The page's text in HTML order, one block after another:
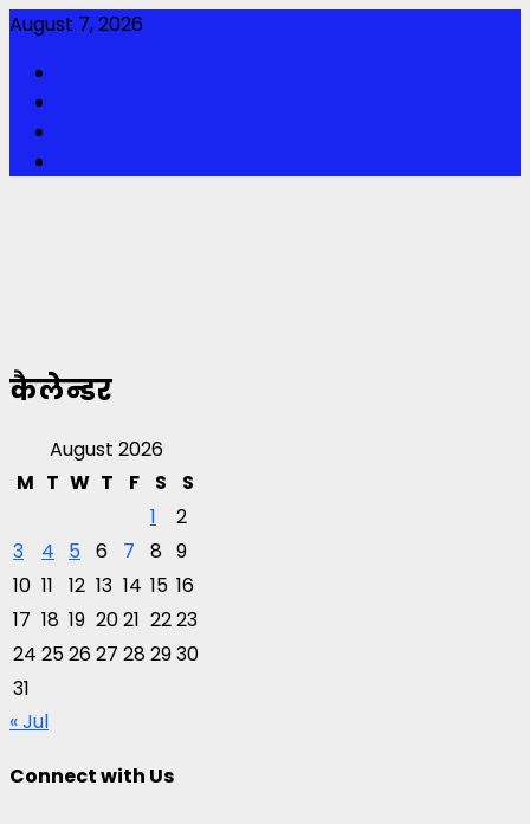
Skip
content
August 7, 2026
कैलेन्डर
August 2026
M T W T F S
S
1
2
3
4 5 6 7 8 9
10 11 12 13 14 15 16
17 18 19 2021 2223
24 252627 282930
31
« Jul
Connect with Us